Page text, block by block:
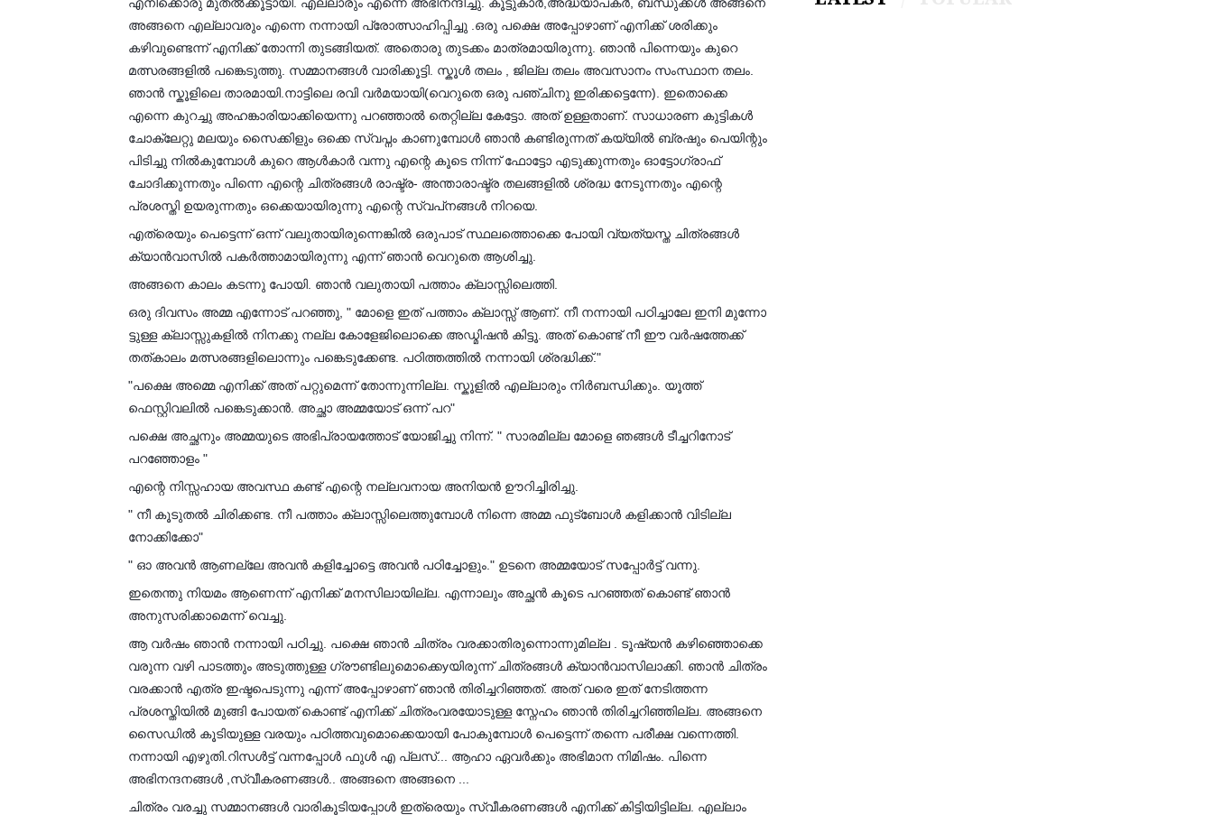
അങ്ങനെ എല്ലാവരും എന്നെ നന്നായി പ്രോത്സാഹിപ്പിച്ചു .ഒരു പക്ഷെ അപ്പോഴാണ് എനിക്ക് ശരിക്കും
കഴിവുണ്ടെന്ന് എനിക്ക് തോന്നി തുടങ്ങിയത്. അതൊരു തുടക്കം മാത്രമായിരുന്നു. ഞാൻ പിന്നെയും കുറെ
മത്സരങ്ങളിൽ പങ്കെടുത്തു. സമ്മാനങ്ങൾ വാരിക്കൂട്ടി. സ്കൂൾ തലം , ജില്ല തലം അവസാനം സംസ്ഥാന തലം.
ഞാൻ സ്കൂളിലെ താരമായി.നാട്ടിലെ രവി വർമയായി(വെറുതെ ഒരു പഞ്ചിനു ഇരിക്കട്ടെന്നേ). ഇതൊക്കെ
എന്നെ കുറച്ചു അഹങ്കാരിയാക്കിയെന്നു പറഞ്ഞാൽ തെറ്റില്ല കേട്ടോ. അത് ഉള്ളതാണ്. സാധാരണ കുട്ടികൾ
ചോക്ലേറ്റു മലയും സൈക്കിളും ഒക്കെ സ്വപ്നം കാണുമ്പോൾ ഞാൻ കണ്ടിരുന്നത് കയ്യിൽ ബ്രഷും പെയിന്റും
പിടിച്ചു നിൽകുമ്പോൾ കുറെ ആൾകാർ വന്നു എന്റെ കൂടെ നിന്ന് ഫോട്ടോ എടുക്കുന്നതും ഓട്ടോഗ്രാഫ്
ചോദിക്കുന്നതും പിന്നെ എന്റെ ചിത്രങ്ങൾ രാഷ്ട്ര- അന്താരാഷ്ട്ര തലങ്ങളിൽ ശ്രദ്ധ നേടുന്നതും എന്റെ
പ്രശസ്തി ഉയരുന്നതും ഒക്കെയായിരുന്നു എന്റെ സ്വപ്‌നങ്ങൾ നിറയെ.
എത്രെയും പെട്ടെന്ന് ഒന്ന് വലുതായിരുന്നെങ്കിൽ ഒരുപാട് സ്ഥലത്തൊക്കെ പോയി വ്യത്യസ്ത ചിത്രങ്ങൾ
ക്യാൻവാസിൽ പകർത്താമായിരുന്നു എന്ന് ഞാൻ വെറുതെ ആശിച്ചു.
അങ്ങനെ കാലം കടന്നു പോയി. ഞാൻ വലുതായി പത്താം ക്ലാസ്സിലെത്തി.
ഒരു ദിവസം അമ്മ എന്നോട് പറഞ്ഞു, " മോളെ ഇത് പത്താം ക്ലാസ്സ് ആണ്. നീ നന്നായി പഠിച്ചാലേ ഇനി മുന്നോ
ട്ടുള്ള ക്ലാസ്സുകളിൽ നിനക്കു നല്ല കോളേജിലൊക്കെ അഡ്മിഷൻ കിട്ടൂ. അത് കൊണ്ട് നീ ഈ വർഷത്തേക്ക്
തത്കാലം മത്സരങ്ങളിലൊന്നും പങ്കെടുക്കേണ്ട. പഠിത്തത്തിൽ നന്നായി ശ്രദ്ധിക്ക്."
"പക്ഷെ അമ്മെ എനിക്ക് അത് പറ്റുമെന്ന് തോന്നുന്നില്ല. സ്കൂളിൽ എല്ലാരും നിർബന്ധിക്കും. യൂത്ത്
ഫെസ്റ്റിവലിൽ പങ്കെടുക്കാൻ. അച്ഛാ അമ്മയോട് ഒന്ന് പറ"
പക്ഷെ അച്ഛനും അമ്മയുടെ അഭിപ്രായത്തോട് യോജിച്ചു നിന്ന്. " സാരമില്ല മോളെ ഞങ്ങൾ ടീച്ചറിനോട്
പറഞ്ഞോളം "
എന്റെ നിസ്സഹായ അവസ്ഥ കണ്ട് എന്റെ നല്ലവനായ അനിയൻ ഊറിച്ചിരിച്ചു.
" നീ കൂടുതൽ ചിരിക്കണ്ട. നീ പത്താം ക്ലാസ്സിലെത്തുമ്പോൾ നിന്നെ അമ്മ ഫുട്ബോൾ കളിക്കാൻ വിടില്ല
നോക്കിക്കോ"
" ഓ അവൻ ആണല്ലേ അവൻ കളിച്ചോട്ടെ അവൻ പഠിച്ചോളും." ഉടനെ അമ്മയോട് സപ്പോർട്ട് വന്നു.
ഇതെന്തു നിയമം ആണെന്ന് എനിക്ക് മനസിലായില്ല. എന്നാലും അച്ഛൻ കൂടെ പറഞ്ഞത് കൊണ്ട് ഞാൻ
അനുസരിക്കാമെന്ന് വെച്ചു.
ആ വർഷം ഞാൻ നന്നായി പഠിച്ചു. പക്ഷെ ഞാൻ ചിത്രം വരക്കാതിരുന്നൊന്നുമില്ല . ടൂഷ്യൻ കഴിഞ്ഞൊക്കെ
വരുന്ന വഴി പാടത്തും അടുത്തുള്ള ഗ്രൗണ്ടിലുമൊക്കെyയിരുന്ന് ചിത്രങ്ങൾ ക്യാൻവാസിലാക്കി. ഞാൻ ചിത്രം
വരക്കാൻ എത്ര ഇഷ്ടപെടുന്നു എന്ന് അപ്പോഴാണ് ഞാൻ തിരിച്ചറിഞ്ഞത്. അത് വരെ ഇത് നേടിത്തന്ന
പ്രശസ്തിയിൽ മുങ്ങി പോയത് കൊണ്ട് എനിക്ക് ചിത്രംവരയോടുള്ള സ്നേഹം ഞാൻ തിരിച്ചറിഞ്ഞില്ല. അങ്ങനെ
സൈഡിൽ കൂടിയുള്ള വരയും പഠിത്തവുമൊക്കെയായി പോകുമ്പോൾ പെട്ടെന്ന് തന്നെ പരീക്ഷ വന്നെത്തി.
നന്നായി എഴുതി.റിസൾട്ട് വന്നപ്പോൾ ഫുൾ എ പ്ലസ്... ആഹാ ഏവർക്കും അഭിമാന നിമിഷം. പിന്നെ
അഭിനന്ദനങ്ങൾ ,സ്വീകരണങ്ങൾ.. അങ്ങനെ അങ്ങനെ ...
ചിത്രം വരച്ചു സമ്മാനങ്ങൾ വാരികൂടിയപ്പോൾ ഇത്രെയും സ്വീകരണങ്ങൾ എനിക്ക് കിട്ടിയിട്ടില്ല. എല്ലാം